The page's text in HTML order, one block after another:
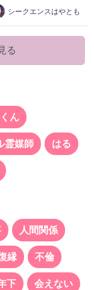
シークエンスはやとも
る
ん
霊媒師 はる
人間関係
縁 不倫
下 会えない